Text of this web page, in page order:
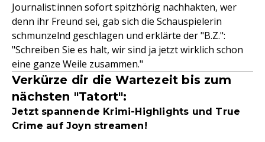
Journalist:innen sofort spitzhörig nachhakten, wer
denn ihr Freund sei, gab sich die Schauspielerin
schmunzelnd geschlagen und erklärte der "B.Z.":
"Schreiben Sie es halt, wir sind ja jetzt wirklich schon
eine ganze Weile zusammen."
Verkürze dir die Wartezeit bis zum
nächsten "Tatort":
Jetzt spannende Krimi-Highlights und True
Crime auf Joyn streamen!